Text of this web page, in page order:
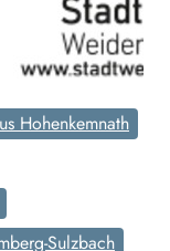
Hohenkemnath
Sulzbach